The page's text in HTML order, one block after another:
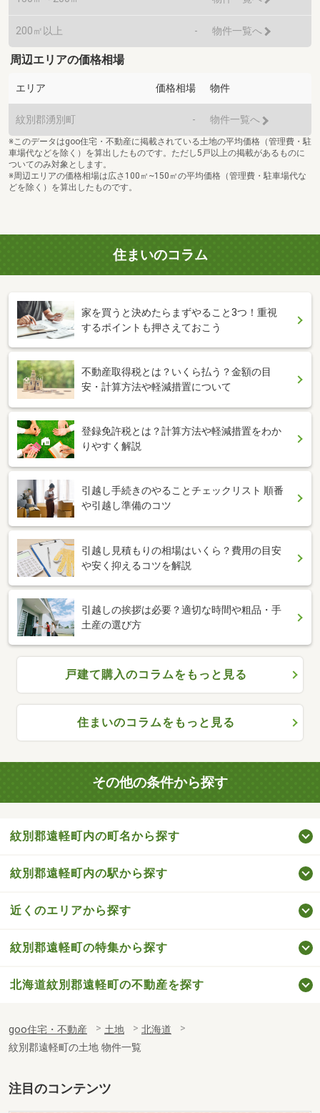
200㎡以上 - 物件一覧へ
周辺エリアの価格相場
エリア 価格相場 物件
紋別郡湧別町 - 物件一覧へ
※このデータはgoo住宅・不動産に掲載されている土地の平均価格（管理費・駐
車場代などを除く）を算出したものです。ただし5戸以上の掲載があるものに
ついてのみ対象とします。
※周辺エリアの価格相場は広さ100㎡~150㎡の平均価格（管理費・駐車場代な
どを除く）を算出したものです。
住まいのコラム
家を買うと決めたらまずやること3つ！重視
するポイントも押さえておこう
不動産取得税とは？いくら払う？金額の目
安・計算方法や軽減措置について
登録免許税とは？計算方法や軽減措置をわか
りやすく解説
引越し手続きのやることチェックリスト 順番
や引越し準備のコツ
引越し見積もりの相場はいくら？費用の目安
や安く抑えるコツを解説
引越しの挨拶は必要？適切な時間や粗品・手
土産の選び方
戸建て購入のコラムをもっと見る
住まいのコラムをもっと見る
その他の条件から探す
紋別郡遠軽町内の町名から探す
紋別郡遠軽町内の駅から探す
近くのエリアから探す
紋別郡遠軽町の特集から探す
北海道紋別郡遠軽町の不動産を探す
goo住宅・不動産 土地
北海道
紋別郡遠軽町の土地 物件一覧
注目のコンテンツ